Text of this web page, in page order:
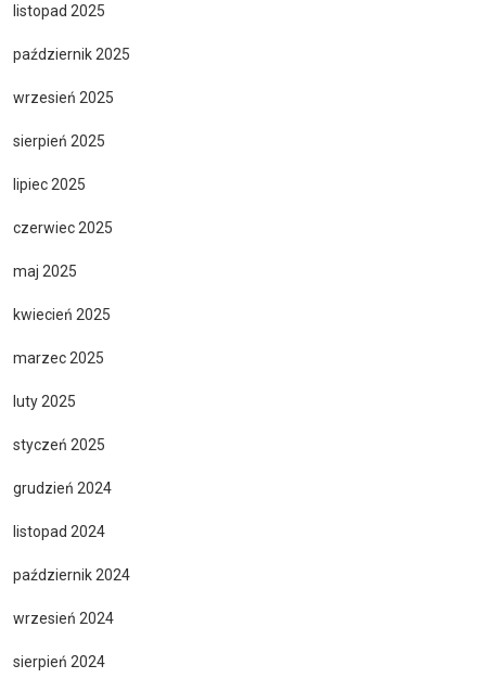
listopad 2025
październik 2025
wrzesień 2025
sierpień 2025
lipiec 2025
czerwiec 2025
maj 2025
kwiecień 2025
marzec 2025
luty 2025
styczeń 2025
grudzień 2024
listopad 2024
październik 2024
wrzesień 2024
sierpień 2024